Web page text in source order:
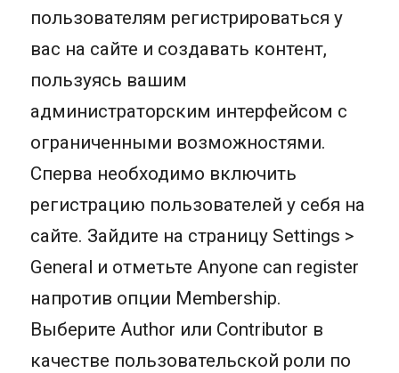
пользователям регистрироваться у
вас на сайте и создавать контент,
пользуясь вашим
администраторским интерфейсом с
ограниченными возможностями.
Сперва необходимо включить
регистрацию пользователей у себя на
сайте. Зайдите на страницу Settings >
General и отметьте Anyone can register
напротив опции Membership.
Выберите Author или Contributor в
качестве пользовательской роли по